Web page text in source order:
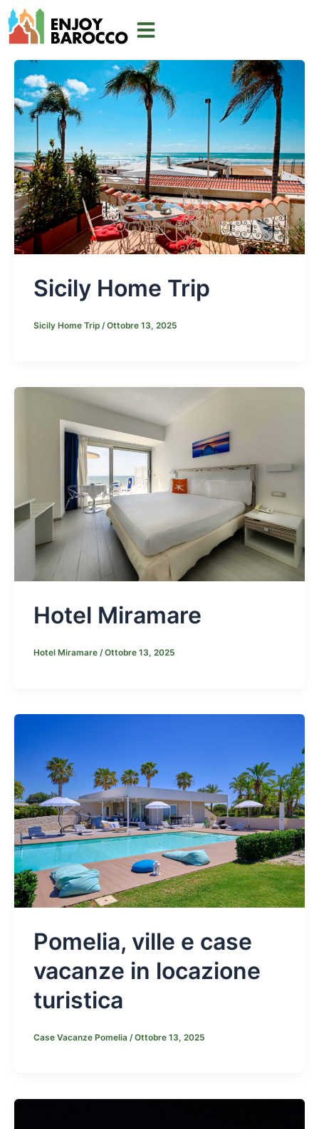
Vai
al
Sicily Home Trip
Sicily Home Trip /Ottobre 13, 2025
Hotel Miramare
Hotel Miramare /Ottobre 13, 2025
Pomelia, ville e case
vacanze in locazione
turistica
Case Vacanze Pomelia /Ottobre 13, 2025